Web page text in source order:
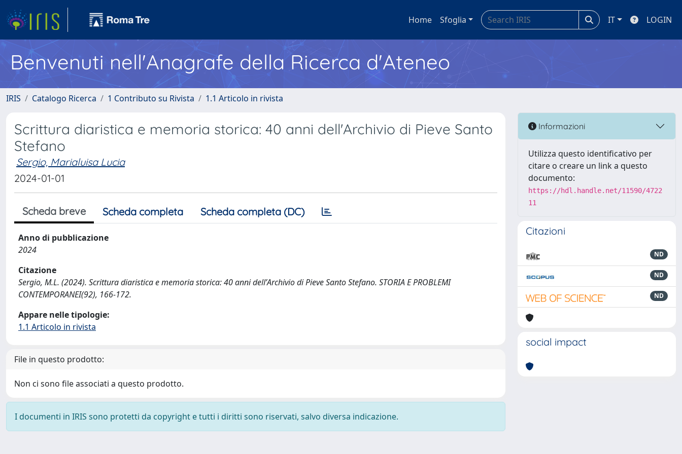
Home Sfoglia IT LOGIN
Benvenuti nell'Anagrafe della Ricerca d'Ateneo
IRIS Catalogo Ricerca 1 Contributo su Rivista 1.1 Articolo in rivista
Scrittura diaristica e memoria storica: 40 anni dellʼArchivio di Pieve Santo
Stefano
Sergio, Marialuisa Lucia
2024-01-01
Scheda breve Scheda completa Scheda completa (DC)
Anno di pubblicazione
2024
Citazione
Sergio, M.L. (2024). Scrittura diaristica e memoria storica: 40 anni dellʼArchivio di Pieve Santo Stefano. STORIA E PROBLEMI
CONTEMPORANEI(92), 166-172.
Appare nelle tipologie:
1.1 Articolo in rivista
File in questo prodotto:
Non ci sono file associati a questo prodotto.
I documenti in IRIS sono protetti da copyright e tutti i diritti sono riservati, salvo diversa indicazione.
Informazioni
Utilizza questo identificativo per
citare o creare un link a questo
documento:
https://hdl.handle.net/11590/4722
11
Citazioni
ND
ND
ND
social impact